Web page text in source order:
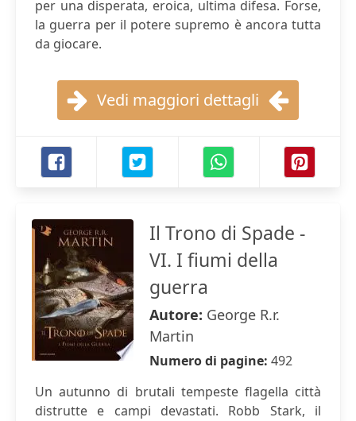
per una disperata, eroica, ultima difesa. Forse,
la guerra per il potere supremo è ancora tutta
da giocare.
Vedi maggiori dettagli
Il Trono di Spade -
VI. I fiumi della
guerra
Autore: George R.r.
Martin
Numero di pagine: 492
Un autunno di brutali tempeste flagella città
distrutte e campi devastati. Robb Stark, il